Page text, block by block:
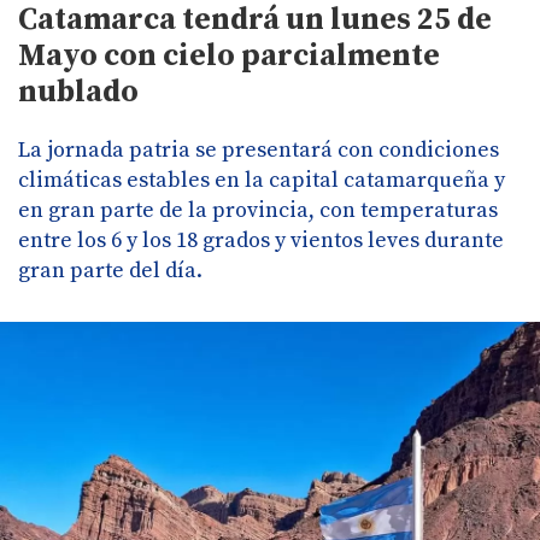
Catamarca tendrá un lunes 25 de
Mayo con cielo parcialmente
nublado
La jornada patria se presentará con condiciones
climáticas estables en la capital catamarqueña y
en gran parte de la provincia, con temperaturas
entre los 6 y los 18 grados y vientos leves durante
gran parte del día.